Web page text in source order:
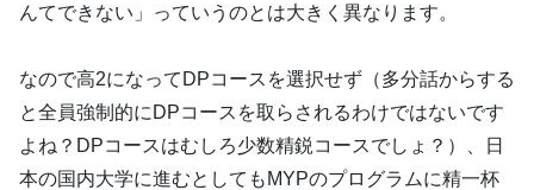
んてできない」っていうのとは大きく異なります。
なので高2になってDPコースを選択せず（多分話からする
と全員強制的にDPコースを取らされるわけではないです
よね？DPコースはむしろ少数精鋭コースでしょ？）、日
本の国内大学に進むとしてもMYPのプログラムに精一杯